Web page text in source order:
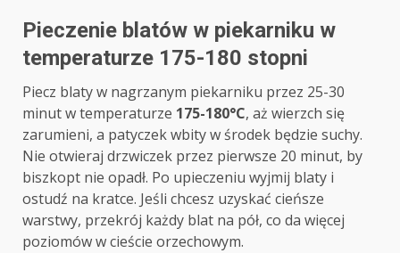
Pieczenie blatów w piekarniku w
temperaturze 175-180 stopni
Piecz blaty w nagrzanym piekarniku przez 25-30
minut w temperaturze 175-180°C, aż wierzch się
zarumieni, a patyczek wbity w środek będzie suchy.
Nie otwieraj drzwiczek przez pierwsze 20 minut, by
biszkopt nie opadł. Po upieczeniu wyjmij blaty i
ostudź na kratce. Jeśli chcesz uzyskać cieńsze
warstwy, przekrój każdy blat na pół, co da więcej
poziomów w cieście orzechowym.